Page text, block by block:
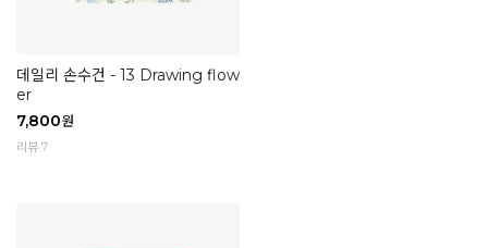
데일리 손수건 - 13 Drawing flow
er
7,800원
리뷰 7